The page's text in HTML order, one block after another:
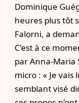
Dominique
heures plus tôt
Falorni, a
C’est à ce
par Anna-Maria
micro : « Je
semblant visé